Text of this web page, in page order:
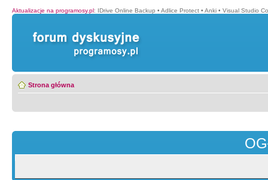
Aktualizacje na programosy.pl: IDrive Online Backup • Adlice Protect • Anki • Visual Studio
Strona główna